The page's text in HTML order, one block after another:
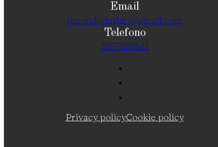
Email
ilmondodeifari@gmail.com
Telefono
3357528541
Privacy policyCookie policy